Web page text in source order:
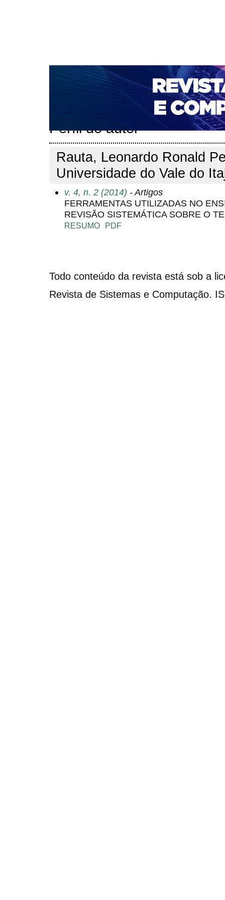
CAPA SOBRE ACESSO CADASTRO
NOTÍCIAS
PORTAL DE REVISTAS DA UNIFACS
PARA AVALIADORES
NOVA SUBMISSÃO
Perfil do autor
Rauta, Leonardo Ronald
Universidade do Vale do
v. 4, n. 2 (2014) - Artigos
FERRAMENTAS UTILIZADAS NO
REVISÃO SISTEMÁTICA SOBRE O
RESUMO PDF
Todo conteúdo da revista está sob a
Revista de Sistemas e Computação.